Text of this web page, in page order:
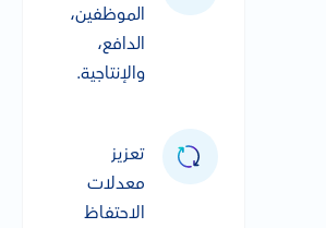
الموظفين،
الدافع،
والإنتاجية.
تعزيز
معدلات
الاحتفاظ